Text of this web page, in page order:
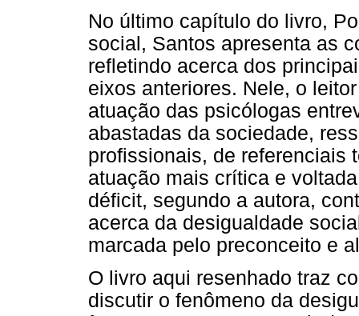
No último capítulo do livro,
social, Santos apresenta as
refletindo acerca dos
eixos anteriores. Nele, o
atuação das psicólogas
abastadas da sociedade,
profissionais, de referenciais
atuação mais crítica e
déficit, segundo a autora,
acerca da desigualdade
marcada pelo preconceito e
O livro aqui resenhado traz
discutir o fenômeno da